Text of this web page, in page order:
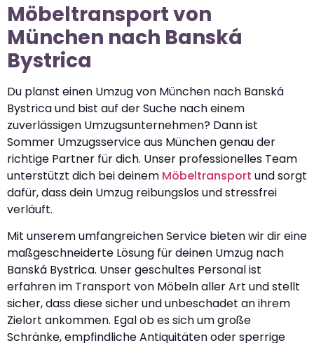
Möbeltransport von
München nach Banská
Bystrica
Du planst einen Umzug von München nach Banská
Bystrica und bist auf der Suche nach einem
zuverlässigen Umzugsunternehmen? Dann ist
Sommer Umzugsservice aus München genau der
richtige Partner für dich. Unser professionelles Team
unterstützt dich bei deinem Möbeltransport und sorgt
dafür, dass dein Umzug reibungslos und stressfrei
verläuft.
Mit unserem umfangreichen Service bieten wir dir eine
maßgeschneiderte Lösung für deinen Umzug nach
Banská Bystrica. Unser geschultes Personal ist
erfahren im Transport von Möbeln aller Art und stellt
sicher, dass diese sicher und unbeschadet an ihrem
Zielort ankommen. Egal ob es sich um große
Schränke, empfindliche Antiquitäten oder sperrige